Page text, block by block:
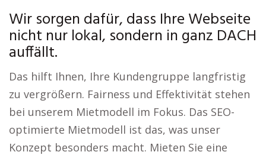
Wir sorgen dafür, dass Ihre Webseite
nicht nur lokal, sondern in ganz DACH
auffällt.
Das hilft Ihnen, Ihre Kundengruppe langfristig
zu vergrößern. Fairness und Effektivität stehen
bei unserem Mietmodell im Fokus. Das SEO-
optimierte Mietmodell ist das, was unser
Konzept besonders macht. Mieten Sie eine